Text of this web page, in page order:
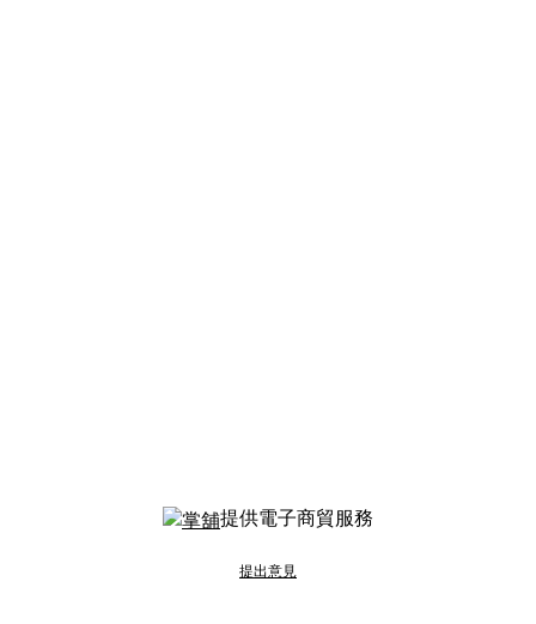
提供電子商貿服務
提出意見